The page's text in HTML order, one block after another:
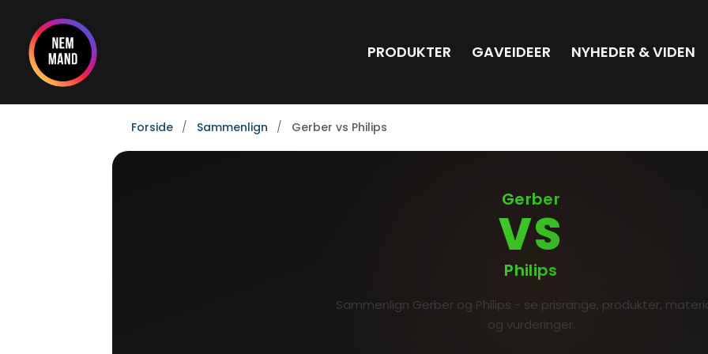
indholdet
PRODUKTER GAVEIDEER NYHEDER & VIDEN
Forside Sammenlign Gerber vs Philips
Gerber
VS
Philips
Sammenlign Gerber og Philips - se prisrange, produkter,
og vurderinger.